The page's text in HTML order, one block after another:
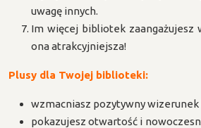
uwagę innych.
Im więcej bibliotek zaangażujesz
ona atrakcyjniejsza!
Plusy dla Twojej biblioteki:
wzmacniasz pozytywny
pokazujesz otwartość i